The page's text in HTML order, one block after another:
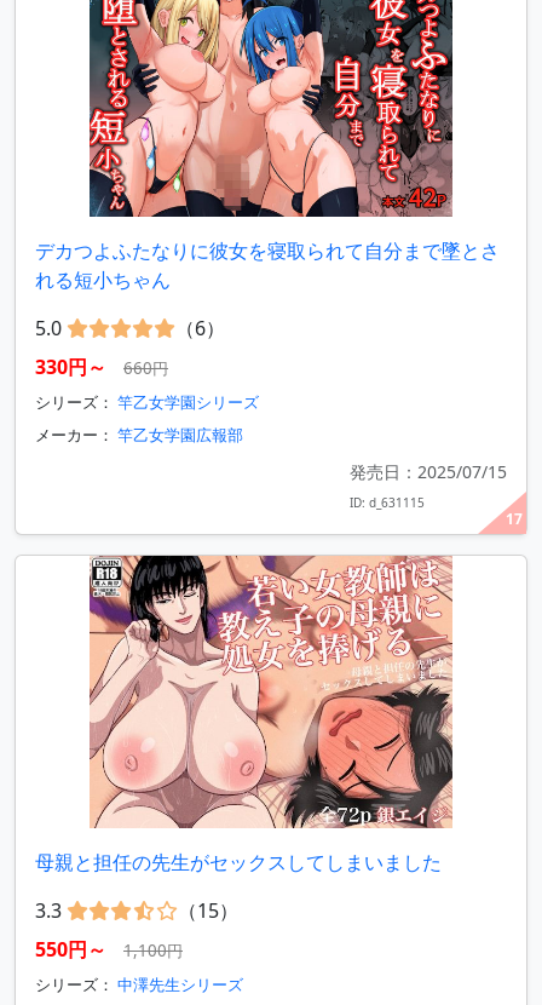
17
デカつよふたなりに彼女を寝取られて自分まで墜とさ
れる短小ちゃん
5.0
（6）
330円～
660円
シリーズ： 竿乙女学園シリーズ
メーカー： 竿乙女学園広報部
発売日：2025/07/15
ID: d_631115
母親と担任の先生がセックスしてしまいました
3.3
（15）
550円～
1,100円
シリーズ： 中澤先生シリーズ